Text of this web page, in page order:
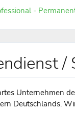
-
/
Unternehmen
Deutschlands.